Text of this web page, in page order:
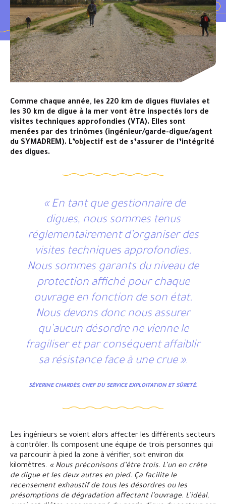
Comme chaque année, les 220 km de digues fluviales et
les 30 km de digue à la mer vont être inspectés lors de
visites techniques approfondies (VTA). Elles sont
menées par des trinômes (ingénieur/garde-digue/agent
du SYMADREM). L’objectif est de s’assurer de l’intégrité
des digues.
« En tant que gestionnaire de
digues, nous sommes tenus
réglementairement d’organiser des
visites techniques approfondies.
Nous sommes garants du niveau de
protection affiché pour chaque
ouvrage en fonction de son état.
Nous devons donc nous assurer
qu’aucun désordre ne vienne le
fragiliser et par conséquent affaiblir
sa résistance face à une crue ».
SÉVERINE CHARDÈS, CHEF DU SERVICE EXPLOITATION ET SÛRETÉ.
Les ingénieurs se voient alors affecter les différents secteurs
à contrôler. Ils composent une équipe de trois personnes qui
va parcourir à pied la zone à vérifier, soit environ dix
kilomètres. « Nous préconisons d’être trois. L’un en crête
de digue et les deux autres en pied. Ça facilite le
recensement exhaustif de tous les désordres ou les
présomptions de dégradation affectant l’ouvrage. L’idéal,